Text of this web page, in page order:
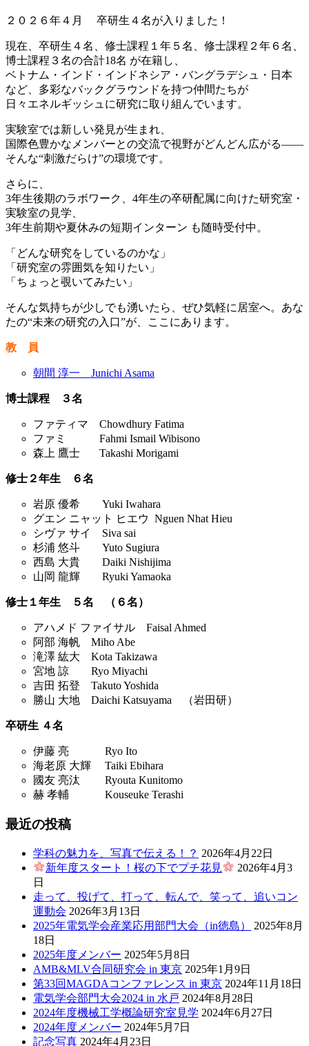
２０２６年４月 卒研生４名が入りました！
現在、卒研生４名、修士課程１年５名、修士課程２年６名、
博士課程３名の合計18名 が在籍し、
ベトナム・インド・インドネシア・バングラデシュ・日本
など、多彩なバックグラウンドを持つ仲間たちが
日々エネルギッシュに研究に取り組んでいます。
実験室では新しい発見が生まれ、
国際色豊かなメンバーとの交流で視野がどんどん広がる——
そんな“刺激だらけ”の環境です。
さらに、
3年生後期のラボワーク、4年生の卒研配属に向けた研究室・
実験室の見学、
3年生前期や夏休みの短期インターン も随時受付中。
「どんな研究をしているのかな」
「研究室の雰囲気を知りたい」
「ちょっと覗いてみたい」
そんな気持ちが少しでも湧いたら、ぜひ気軽に居室へ。あな
たの“未来の研究の入口”が、ここにあります。
教 員
朝間 淳一 Junichi Asama
博士課程 ３名
ファティマ Chowdhury Fatima
ファミ Fahmi Ismail Wibisono
森上 鷹士 Takashi Morigami
修士２年生 ６名
岩原 優希 Yuki Iwahara
グエン ニャット ヒエウ Nguen Nhat Hieu
シヴァ サイ Siva sai
杉浦 悠斗 Yuto Sugiura
西島 大貴 Daiki Nishijima
山岡 龍輝 Ryuki Yamaoka
修士１年生 ５名 （６名）
アハメド ファイサル Faisal Ahmed
阿部 海帆 Miho Abe
滝澤 紘大 Kota Takizawa
宮地 諒 Ryo Miyachi
吉田 拓登 Takuto Yoshida
勝山 大地 Daichi Katsuyama （岩田研）
卒研生 ４名
伊藤 亮 Ryo Ito
海老原 大輝 Taiki Ebihara
國友 亮汰 Ryouta Kunitomo
赫 孝輔 Kouseuke Terashi
最近の投稿
学科の魅力を、写真で伝える！？ 2026年4月22日
新年度スタート！桜の下でプチ花見
2026年4月3
日
走って、投げて、打って、転んで、笑って、追いコン
運動会 2026年3月13日
2025年電気学会産業応用部門大会（in徳島）
2025年8月
18日
2025年度メンバー 2025年5月8日
AMB&MLV合同研究会 in 東京 2025年1月9日
第33回MAGDAコンファレンス in 東京 2024年11月18日
電気学会部門大会2024 in 水戸 2024年8月28日
2024年度機械工学概論研究室見学 2024年6月27日
2024年度メンバー 2024年5月7日
記念写真 2024年4月23日